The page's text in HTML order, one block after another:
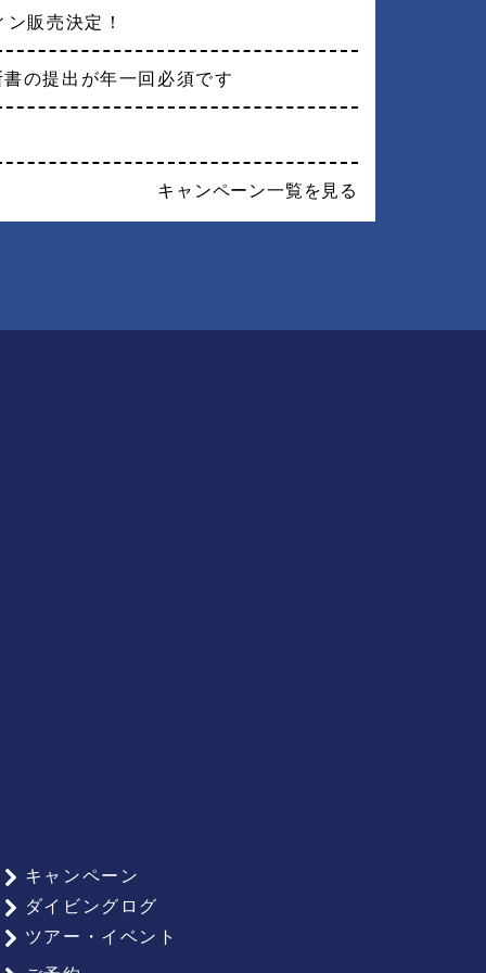
販売決定！
の提出が年一回必須です
キャンペーン一覧を見る
キャンペーン
ダイビングログ
ツアー・イベント